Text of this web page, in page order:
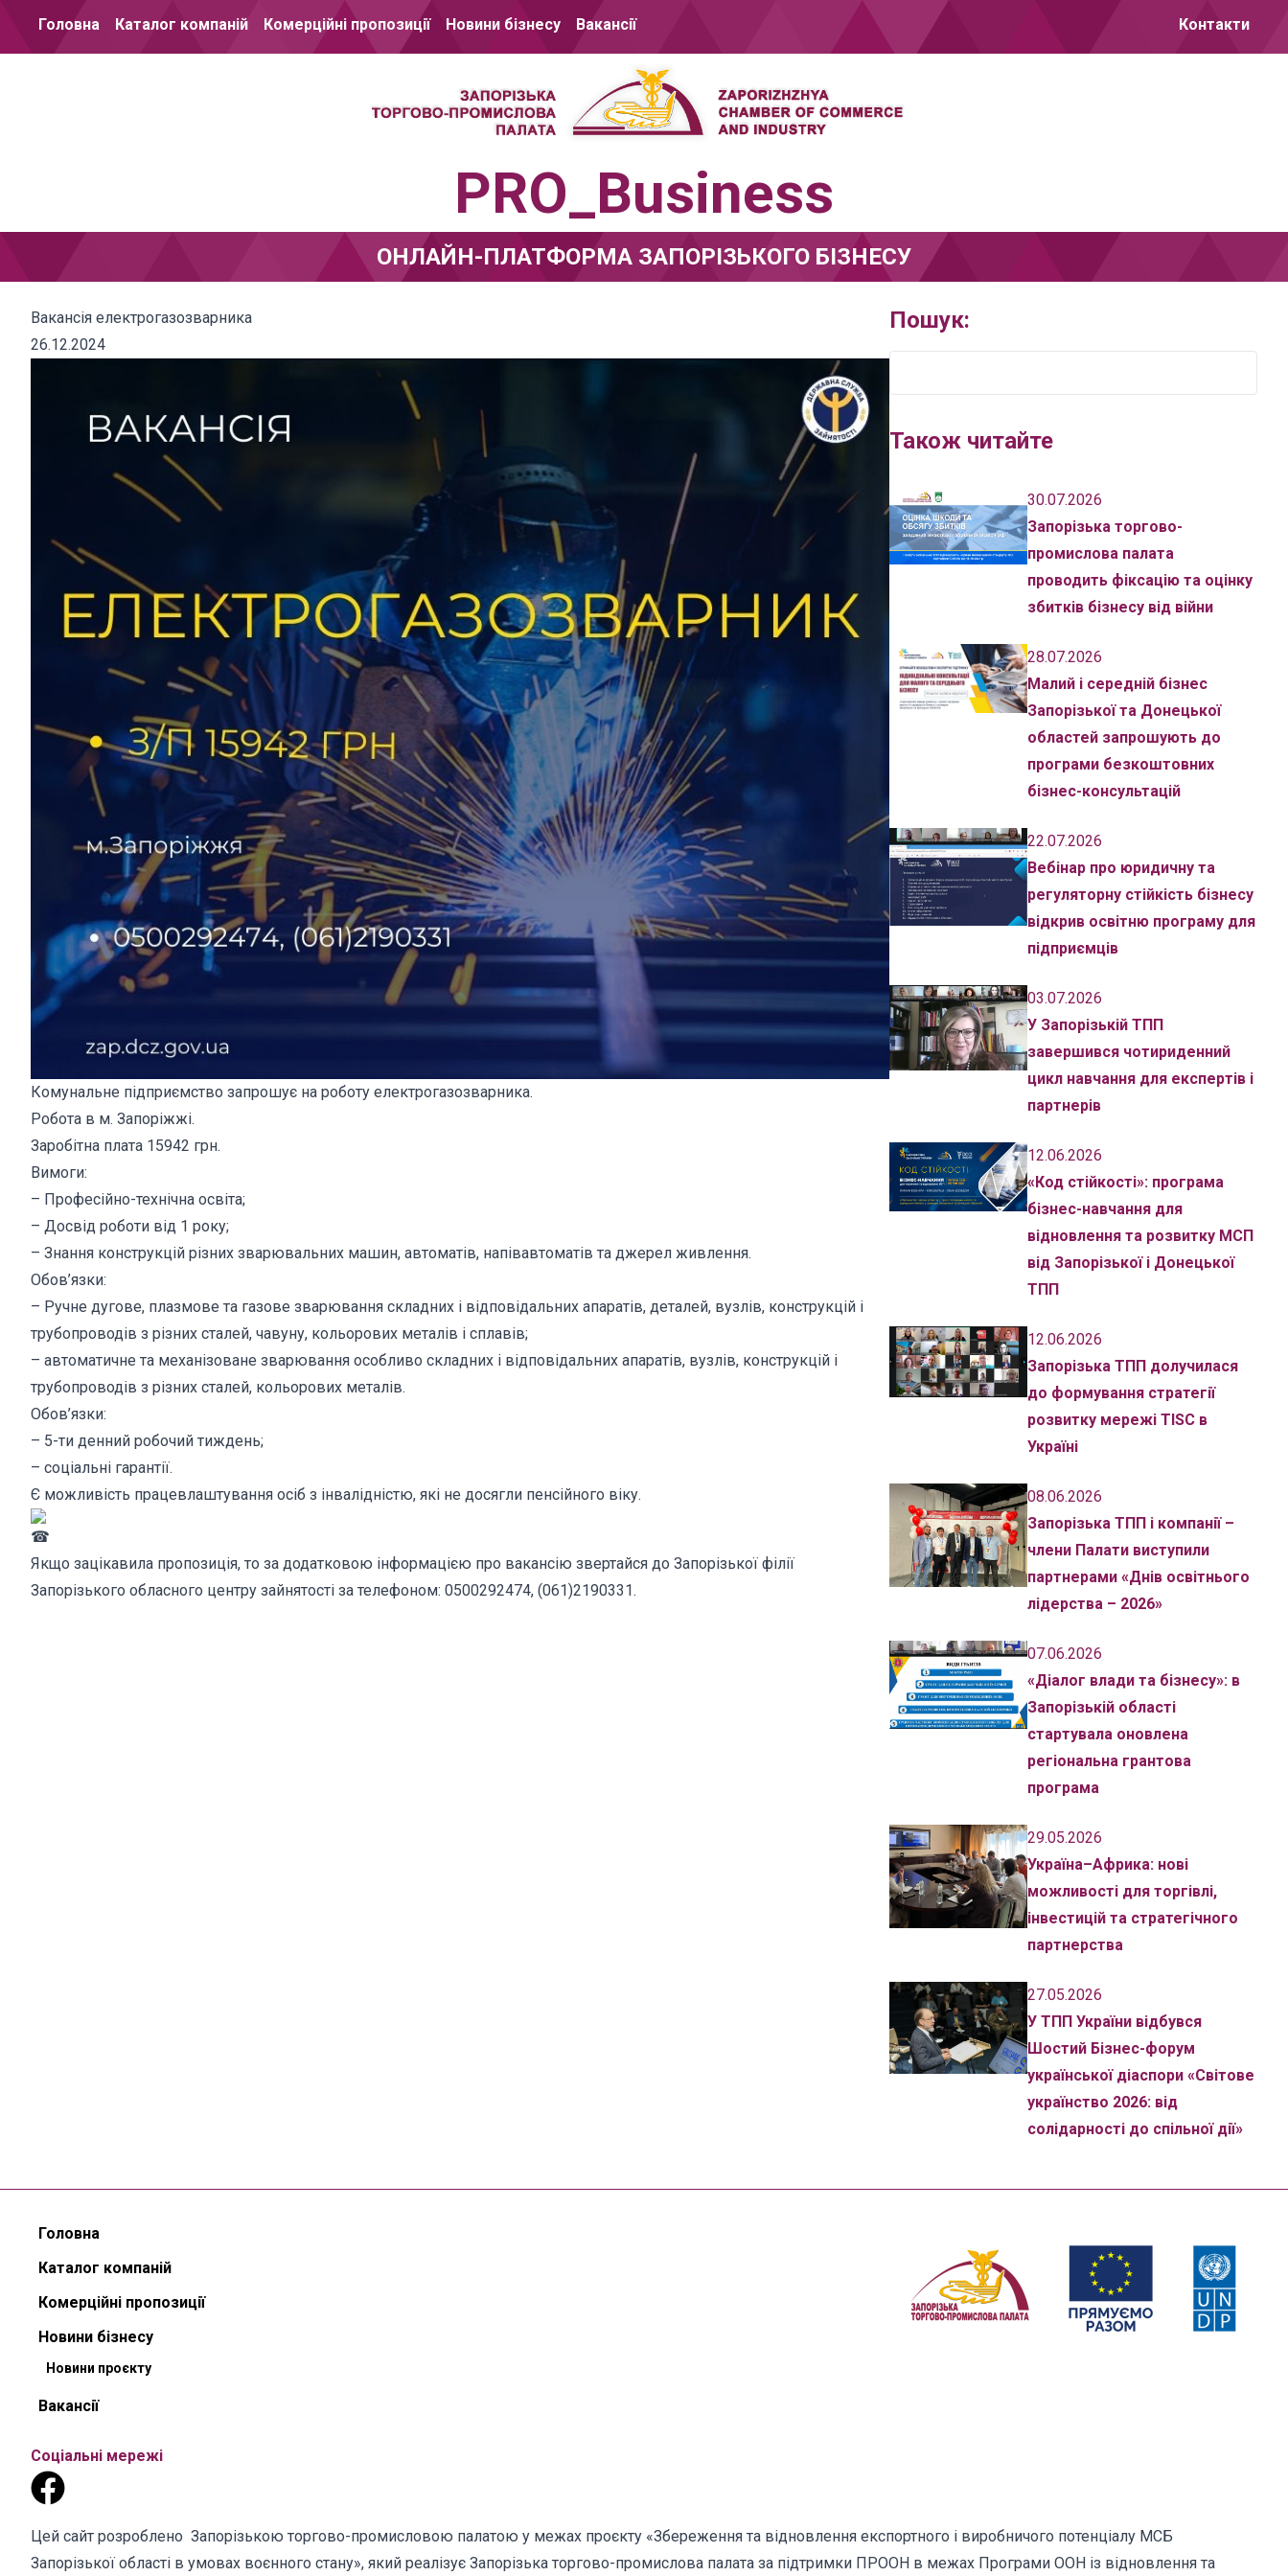
Головна Каталог компаній Комерційні пропозиції Новини бізнесу Вакансії Контакти
PRO_Business
ОНЛАЙН-ПЛАТФОРМА ЗАПОРІЗЬКОГО БІЗНЕСУ
Вакансія електрогазозварника
26.12.2024
Комунальне підприємство запрошує на роботу електрогазозварника.
Робота в м. Запоріжжі.
Заробітна плата 15942 грн.
Вимоги:
– Професійно-технічна освіта;
– Досвід роботи від 1 року;
– Знання конструкцій різних зварювальних машин, автоматів, напівавтоматів та джерел живлення.
Обов’язки:
– Ручне дугове, плазмове та газове зварювання складних і відповідальних апаратів, деталей, вузлів, конструкцій і
трубопроводів з різних сталей, чавуну, кольорових металів і сплавів;
– автоматичне та механізоване зварювання особливо складних і відповідальних апаратів, вузлів, конструкцій і
трубопроводів з різних сталей, кольорових металів.
Обов’язки:
– 5-ти денний робочий тиждень;
– соціальні гарантії.
Є можливість працевлаштування осіб з інвалідністю, які не досягли пенсійного віку.
Якщо зацікавила пропозиція, то за додатковою інформацією про вакансію звертайся до Запорізької філії
Запорізького обласного центру зайнятості за телефоном: 0500292474, (061)2190331.
Пошук:
Також читайте
30.07.2026
Запорізька торгово-
промислова палата
проводить фіксацію та оцінку
збитків бізнесу від війни
28.07.2026
Малий і середній бізнес
Запорізької та Донецької
областей запрошують до
програми безкоштовних
бізнес-консультацій
22.07.2026
Вебінар про юридичну та
регуляторну стійкість бізнесу
відкрив освітню програму для
підприємців
03.07.2026
У Запорізькій ТПП
завершився чотириденний
цикл навчання для експертів і
партнерів
12.06.2026
«Код стійкості»: програма
бізнес-навчання для
відновлення та розвитку МСП
від Запорізької і Донецької
ТПП
12.06.2026
Запорізька ТПП долучилася
до формування стратегії
розвитку мережі TISC в
Україні
08.06.2026
Запорізька ТПП і компанії –
члени Палати виступили
партнерами «Днів освітнього
лідерства – 2026»
07.06.2026
«Діалог влади та бізнесу»: в
Запорізькій області
стартувала оновлена
регіональна грантова
програма
29.05.2026
Україна–Африка: нові
можливості для торгівлі,
інвестицій та стратегічного
партнерства
27.05.2026
У ТПП України відбувся
Шостий Бізнес-форум
української діаспори «Світове
українство 2026: від
солідарності до спільної дії»
Головна
Каталог компаній
Комерційні пропозиції
Новини бізнесу
Новини проєкту
Вакансії
Соціальні мережі
Цей сайт розроблено Запорізькою торгово-промисловою палатою у межах проєкту «Збереження та відновлення експортного і виробничого потенціалу МСБ
Запорізької області в умовах воєнного стану», який реалізує Запорізька торгово-промислова палата за підтримки ПРООН в межах Програми ООН із відновлення та